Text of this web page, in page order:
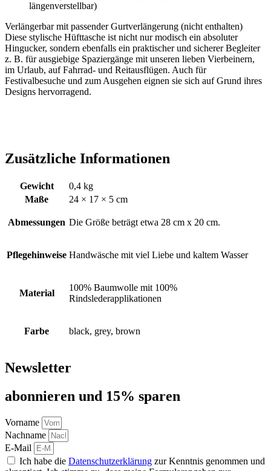
längenverstellbar)
Verlängerbar mit passender Gurtverlängerung (nicht enthalten)
Diese stylische Hüfttasche ist nicht nur modisch ein absoluter
Hingucker, sondern ebenfalls ein praktischer und sicherer Begleiter
z. B. für ausgiebige Spaziergänge mit unseren lieben Vierbeinern,
im Urlaub, auf Fahrrad- und Reitausflügen. Auch für
Festivalbesuche und zum Ausgehen eignen sie sich auf Grund ihres
Designs hervorragend.
Zusätzliche Informationen
Gewicht
0,4 kg
Maße
24 × 17 × 5 cm
Abmessungen Die Größe beträgt etwa 28 cm x 20 cm.
Pflegehinweise Handwäsche mit viel Liebe und kaltem Wasser
Material
100% Baumwolle mit 100%
Rindslederapplikationen
Farbe black, grey, brown
Newsletter
abon­nie­ren und 15% sparen
Vorname
Nachname
E-Mail
Ich habe die Datenschutzerklärung zur Kenntnis genommen und